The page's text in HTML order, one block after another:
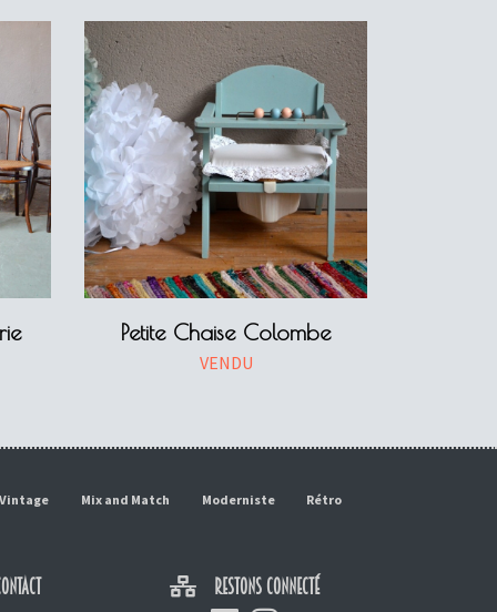
Petite Chaise Colombe
VENDU
Mix and Match Moderniste
Rétro
RESTONS CONNECTÉ